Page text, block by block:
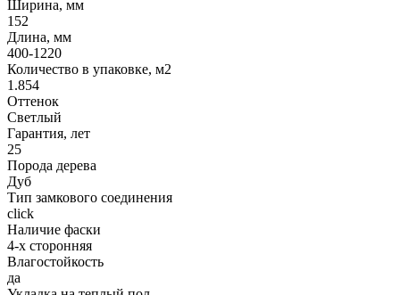
Ширина, мм
152
Длина, мм
400-1220
Количество в упаковке, м2
1.854
Оттенок
Светлый
Гарантия, лет
25
Порода дерева
Дуб
Тип замкового соединения
click
Наличие фаски
4-х сторонняя
Влагостойкость
да